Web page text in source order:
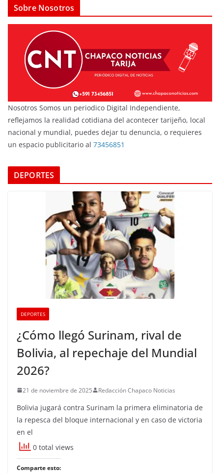
Sobre Nosotros
Nosotros Somos un periodico Digital Independiente,
reflejamos la realidad cotidiana del acontecer tarijeño, local
nacional y mundial, puedes dejar tu denuncia, o requieres
un espacio publicitario al 73456851
DEPORTES
DEPORTES
¿Cómo llegó Surinam, rival de
Bolivia, al repechaje del Mundial
2026?
21 de noviembre de 2025 Redacción Chapaco Noticias
Bolivia jugará contra Surinam la primera eliminatoria de
la repesca del bloque internacional y en caso de victoria
en el
0 total views
Comparte esto: